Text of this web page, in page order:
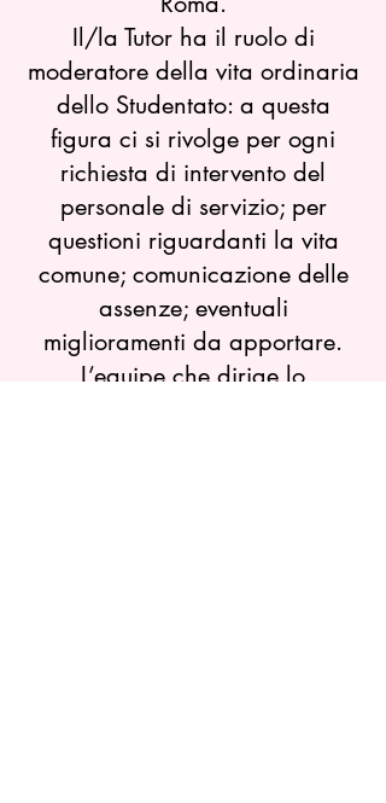
Il/la Tutor ha il ruolo di
moderatore della vita ordinaria
dello Studentato: a questa
figura ci si rivolge per ogni
richiesta di intervento del
personale di servizio; per
questioni riguardanti la vita
comune; comunicazione delle
assenze; eventuali
miglioramenti da apportare.
L’equipe che dirige lo